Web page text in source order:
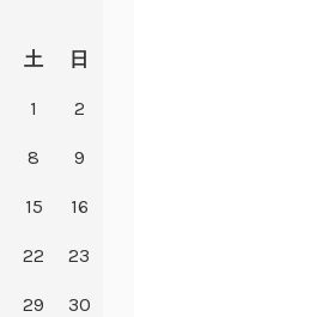
土 日
1 2
8 9
15 16
22 23
29 30